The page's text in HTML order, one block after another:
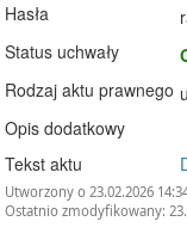
Hasła
Status uchwały
Rodzaj aktu prawnego
Opis dodatkowy
Tekst aktu
Utworzony o 23.02.2026
Ostatnio zmodyfikowany: